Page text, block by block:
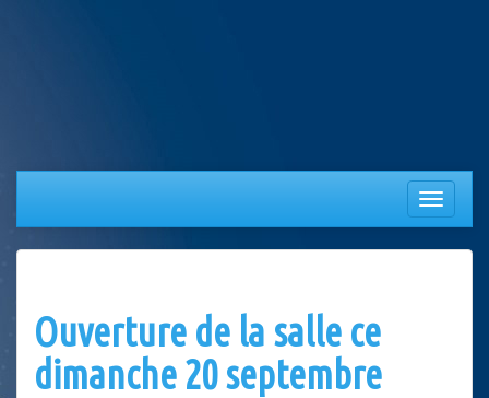
Afficher/
la
Ouverture de la salle ce
dimanche 20 septembre